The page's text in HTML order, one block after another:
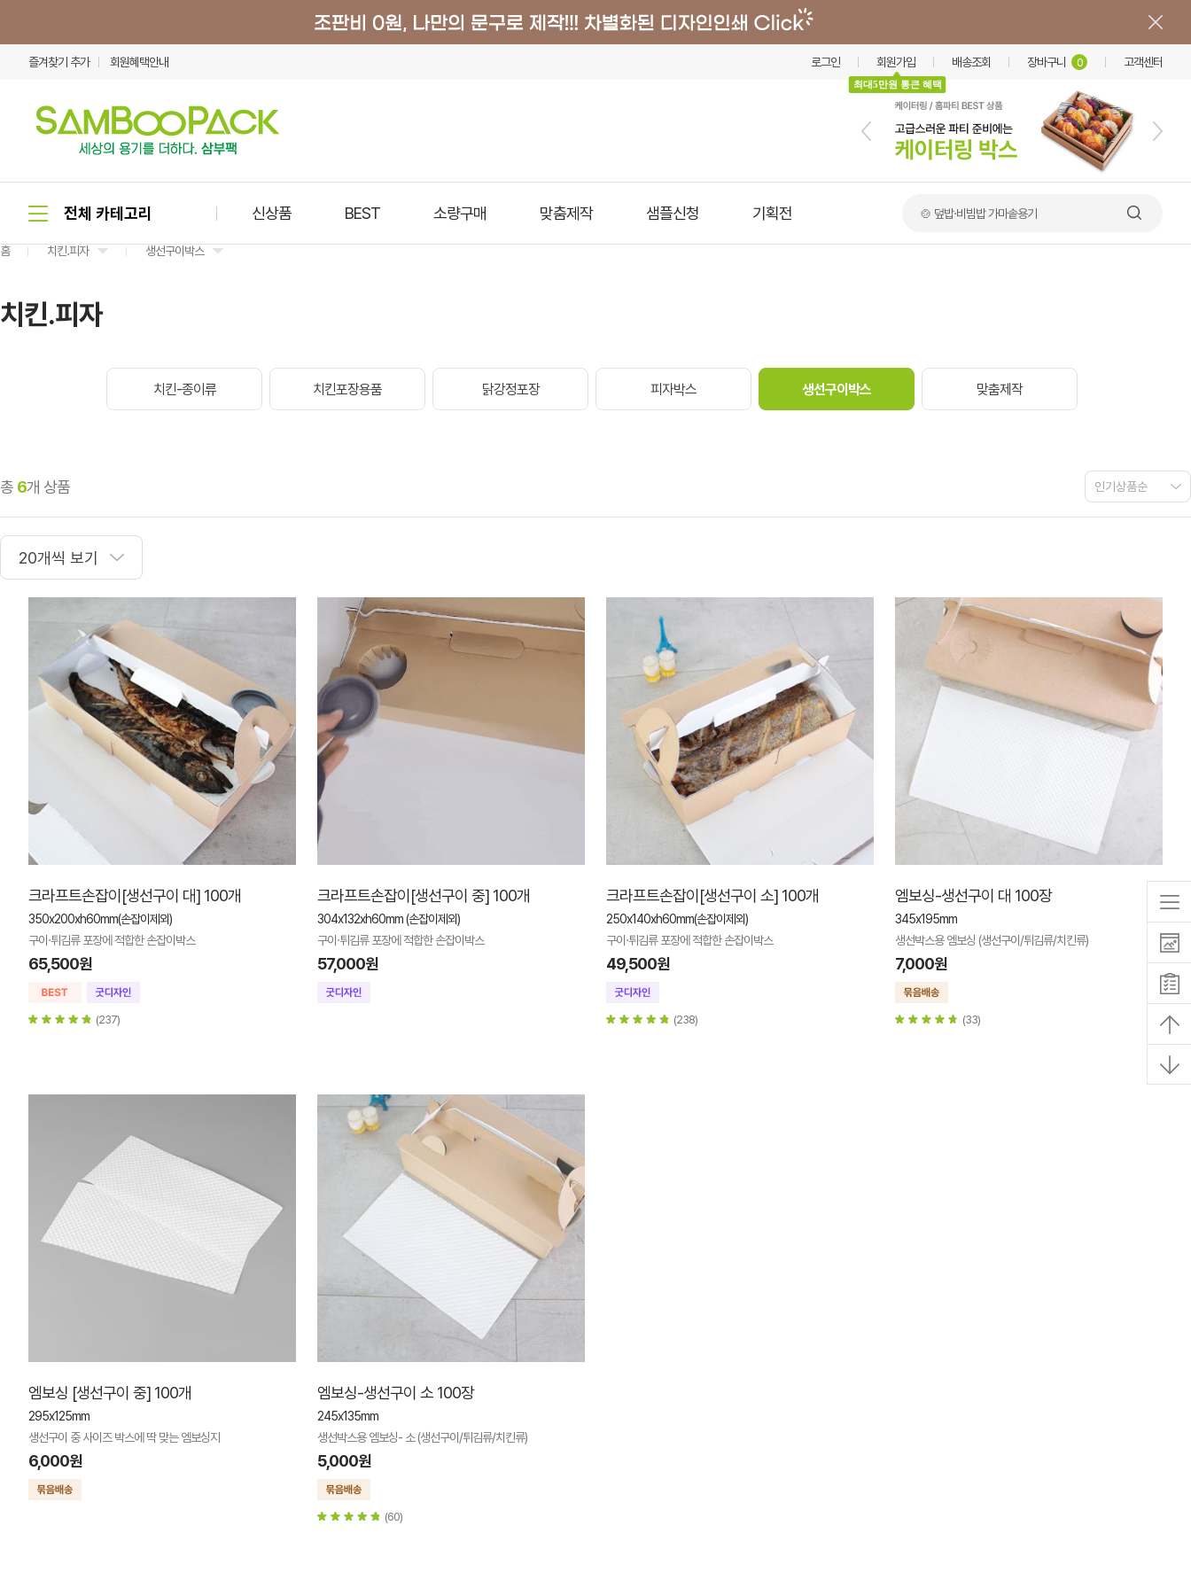
즐겨찾기 추가 회원혜택안내 로그인 회원가입
최대5만원 통큰 혜택
배송조회 장바구니 0 고객센터
신상품 BEST 소량구매 맞춤제작 샘플신청 기획전 🍲 덮밥·비빔밥 가마솥용기
홈 치킨.피자 생선구이박스
치킨.피자
치킨-종이류 치킨포장용품 닭강정포장 피자박스 생선구이박스 맞춤제작
총 6개 상품
크라프트손잡이[생선구이 대] 100개
350x200xh60mm(손잡이제외)
구이·튀김류 포장에 적합한 손잡이박스
65,500원
(237)
크라프트손잡이[생선구이 중] 100개
304x132xh60mm (손잡이제외)
구이·튀김류 포장에 적합한 손잡이박스
57,000원
크라프트손잡이[생선구이 소] 100개
250x140xh60mm(손잡이제외)
구이·튀김류 포장에 적합한 손잡이박스
49,500원
(238)
엠보싱-생선구이 대 100장
345x195mm
생선박스용 엠보싱 (생선구이/튀김류/치킨류)
7,000원
(33)
엠보싱 [생선구이 중] 100개
295x125mm
생선구이 중 사이즈 박스에 딱 맞는 엠보싱지
6,000원
엠보싱-생선구이 소 100장
245x135mm
생선박스용 엠보싱- 소 (생선구이/튀김류/치킨류)
5,000원
(60)